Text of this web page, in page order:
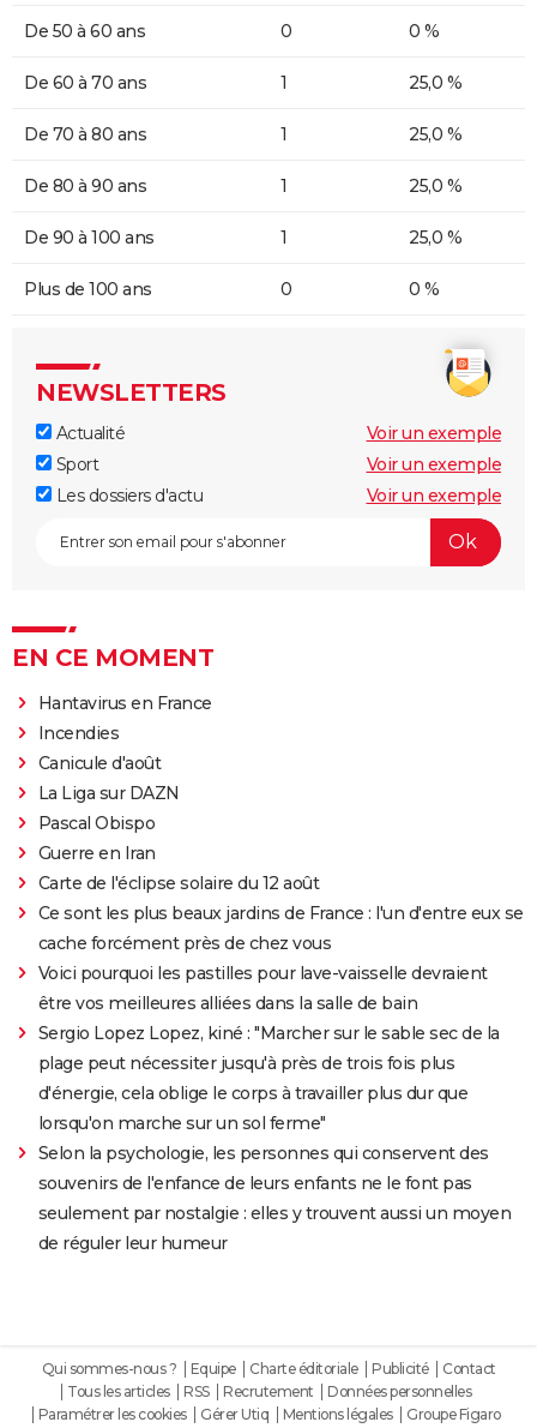
De 50 à 60 ans 0 0 %
De 60 à 70 ans 1 25,0 %
De 70 à 80 ans 1 25,0 %
De 80 à 90 ans 1 25,0 %
De 90 à 100 ans 1 25,0 %
Plus de 100 ans 0 0 %
NEWSLETTERS
Actualité
Voir un exemple
Sport
Voir un exemple
Les dossiers d'actu
Voir un exemple
EN CE MOMENT
Hantavirus en France
Incendies
Canicule d'août
La Liga sur DAZN
Pascal Obispo
Guerre en Iran
Carte de l'éclipse solaire du 12 août
Ce sont les plus beaux jardins de France : l'un d'entre eux se
cache forcément près de chez vous
Voici pourquoi les pastilles pour lave-vaisselle devraient
être vos meilleures alliées dans la salle de bain
Sergio Lopez Lopez, kiné : "Marcher sur le sable sec de la
plage peut nécessiter jusqu'à près de trois fois plus
d'énergie, cela oblige le corps à travailler plus dur que
lorsqu'on marche sur un sol ferme"
Selon la psychologie, les personnes qui conservent des
souvenirs de l'enfance de leurs enfants ne le font pas
seulement par nostalgie : elles y trouvent aussi un moyen
de réguler leur humeur
Qui sommes-nous ? Equipe Charte éditoriale Publicité
Contact
Tous les articles
RSS Recrutement
Données personnelles
Paramétrer les cookies
Gérer Utiq Mentions légales
Groupe Figaro